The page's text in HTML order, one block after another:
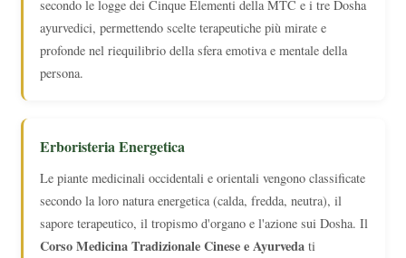
secondo le logge dei Cinque Elementi della MTC e i tre Dosha
ayurvedici, permettendo scelte terapeutiche più mirate e
profonde nel riequilibrio della sfera emotiva e mentale della
persona.
Erboristeria Energetica
Le piante medicinali occidentali e orientali vengono classificate
secondo la loro natura energetica (calda, fredda, neutra), il
sapore terapeutico, il tropismo d'organo e l'azione sui Dosha. Il
Corso Medicina Tradizionale Cinese e Ayurvedati